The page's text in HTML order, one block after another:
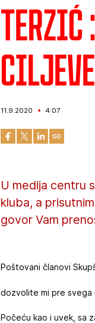
Terzić
ciljeve
11.9.2020 4:07
U medija centru
kluba, a
govor Vam
Poštovani članovi
dozvolite mi pre svega
Počeću kao i uvek, sa